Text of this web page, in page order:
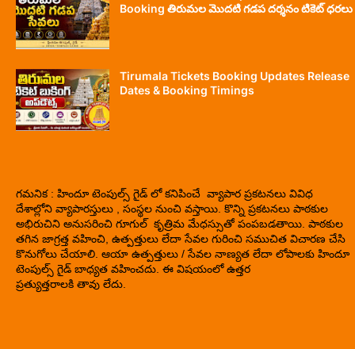
Booking తిరుమల మొదటి గడప దర్శనం టికెట్ ధరలు
Tirumala Tickets Booking Updates Release
Dates & Booking Timings
గమనిక : హిందూ టెంపుల్స్ గైడ్ లో కనిపించే వ్యాపార ప్రకటనలు వివిధ
దేశాల్లోని వ్యాపారస్తులు , సంస్థల నుంచి వస్తాయి. కొన్ని ప్రకటనలు పాఠకుల
అభిరుచిని అనుసరించి గూగుల్ కృత్రిమ మేధస్సుతో పంపబడతాయి. పాఠకుల
తగిన జాగ్రత్త వహించి, ఉత్పత్తులు లేదా సేవల గురించి సముచిత విచారణ చేసి
కొనుగోలు చేయాలి. ఆయా ఉత్పత్తులు / సేవల నాణ్యత లేదా లోపాలకు హిందూ
టెంపుల్స్ గైడ్ బాధ్యత వహించదు. ఈ విషయంలో ఉత్తర
ప్రత్యుత్తరాలకి తావు లేదు.